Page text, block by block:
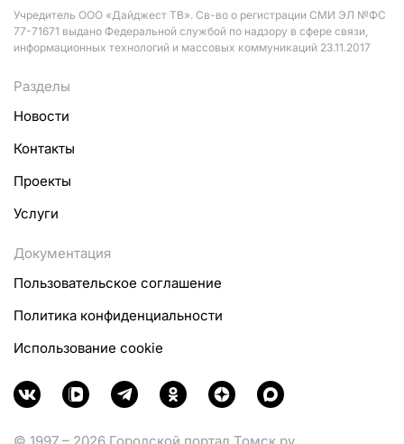
Учредитель ООО «Дайджест ТВ». Св-во о регистрации СМИ ЭЛ №ФС
77-71671 выдано Федеральной службой по надзору в сфере связи,
информационных технологий и массовых коммуникаций 23.11.2017
Разделы
Новости
Контакты
Проекты
Услуги
Документация
Пользовательское соглашение
Политика конфиденциальности
Использование cookie